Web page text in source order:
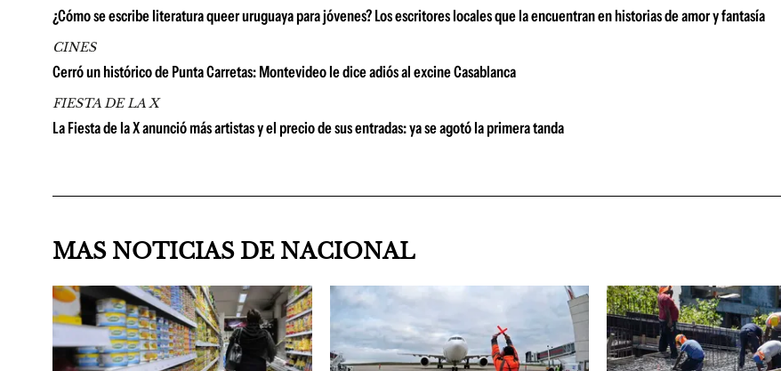
¿Cómo se escribe literatura queer uruguaya para jóvenes? Los escritores locales que la encuentran en historias de amor y fantasía
CINES
Cerró un histórico de Punta Carretas: Montevideo le dice adiós al excine Casablanca
FIESTA DE LA X
La Fiesta de la X anunció más artistas y el precio de sus entradas: ya se agotó la primera tanda
MAS NOTICIAS DE NACIONAL